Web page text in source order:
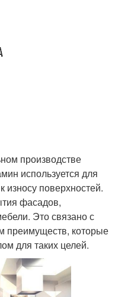
производстве
используется для
износу поверхностей.
фасадов,
Это связано с
преимуществ, которые
для таких целей.